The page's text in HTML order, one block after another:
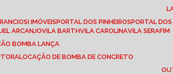
FRANCIOSI IMÓVEIS PORTAL DOS PINHEIROS PORTAL
ARCANJO VILA BARTH VILA CAROLINA VILA SERAFIM
BOMBA LANÇA
LOCAÇÃO DE BOMBA DE CONCRETO